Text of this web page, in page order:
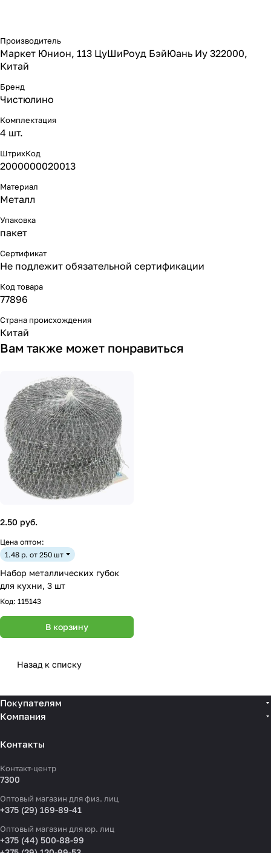
Производитель
Маркет Юнион, 113 ЦуШиРоуд БэйЮань Иу 322000,
Китай
Бренд
Чистюлино
Комплектация
4 шт.
ШтрихКод
2000000020013
Материал
Металл
Упаковка
пакет
Сертификат
Не подлежит обязательной сертификации
Код товара
77896
Страна происхождения
Китай
Вам также может понравиться
2.50 руб.
Цена оптом:
1.48 р. от 250 шт
Набор металлических губок
для кухни, 3 шт
Код: 115143
В корзину
Назад к списку
Покупателям
Компания
Контакты
Контакт-центр
7300
Оптовый магазин для физ. лиц
+375 (29) 169-89-41
Оптовый магазин для юр. лиц
+375 (44) 500-88-99